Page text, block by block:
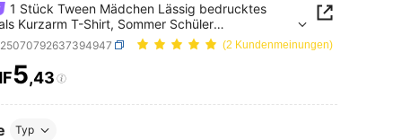
1 Stück Tween Mädchen Lässig bedrucktes
Kurzarm T-Shirt, Sommer Schüler
- Minimalistischer englischer
T-Shirt, der Fantasie und Selbstausdruck
LAURYN Ohrringe tragend schön
(2 Kundenmeinungen)
AND AVAILABILITY
5,43
Typ